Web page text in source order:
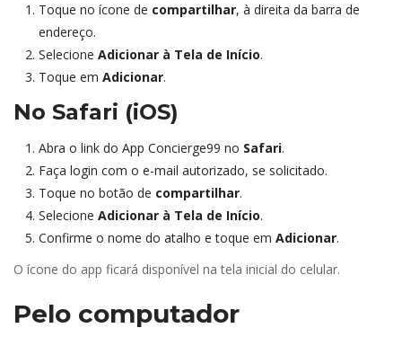
Toque no ícone de compartilhar, à direita da barra de
endereço.
Selecione Adicionar à Tela de Início.
Toque em Adicionar.
No Safari (iOS)
Abra o link do App Concierge99 no Safari.
Faça login com o e-mail autorizado, se solicitado.
Toque no botão de compartilhar.
Selecione Adicionar à Tela de Início.
Confirme o nome do atalho e toque em Adicionar.
O ícone do app ficará disponível na tela inicial do celular.
Pelo computador